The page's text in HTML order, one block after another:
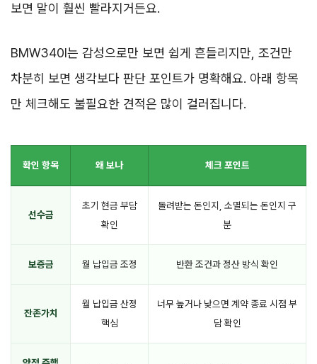
보면 말이 훨씬 빨라지거든요.
BMW340I는 감성으로만 보면 쉽게 흔들리지만, 조건만
차분히 보면 생각보다 판단 포인트가 명확해요. 아래 항목
만 체크해도 불필요한 견적은 많이 걸러집니다.
확인 항목 왜 보나 체크 포인트
선수금
초기 현금 부담
확인
돌려받는 돈인지, 소멸되는 돈인지 구
분
보증금 월 납입금 조정 반환 조건과 정산 방식 확인
잔존가치
월 납입금 산정
핵심
너무 높거나 낮으면 계약 종료 시점 부
담 확인